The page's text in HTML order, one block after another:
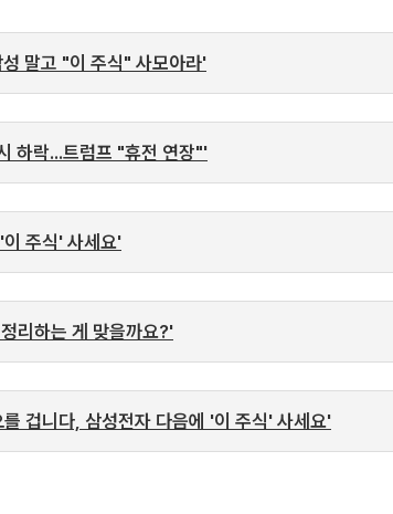
말고 "이 주식" 사모아라'
하락...트럼프 "휴전 연장"'
주식' 사세요'
리하는 게 맞을까요?'
겁니다, 삼성전자 다음에 '이 주식' 사세요'